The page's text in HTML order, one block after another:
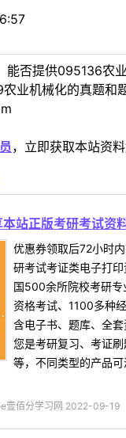
能否提供095136农
业机械化的真题和
，立即获取本站资料
站正版考研考试资
优惠券领取后72小时
研考试考证类电子打
国500余所院校考研
资格考试、1100多种
含电子书、题库、全
您是考研复习、考证
等，不同类型的产品
壹佰分学习网 2022-09-19